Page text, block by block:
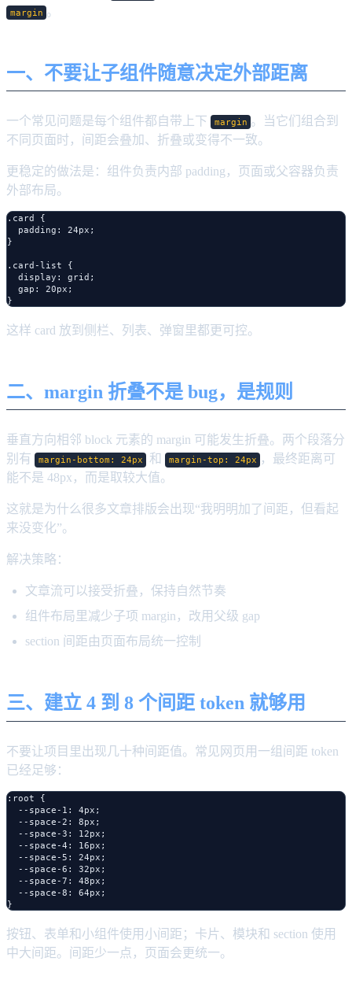
margin 。
一、不要让子组件随意决定外部距离
一个常见问题是每个组件都自带上下 margin 。当它们组合到
不同页面时，间距会叠加、折叠或变得不一致。
更稳定的做法是：组件负责内部 padding，页面或父容器负责
外部布局。
.card {
  padding: 24px;
}
.card-list {
  display: grid;
  gap: 20px;
这样 card 放到侧栏、列表、弹窗里都更可控。
二、margin 折叠不是 bug，是规则
垂直方向相邻 block 元素的 margin 可能发生折叠。两个段落分
别有
margin-bottom: 24px 和 margin-top: 24px ，最终距离可
能不是 48px，而是取较大值。
这就是为什么很多文章排版会出现“我明明加了间距，但看起
来没变化”。
解决策略：
文章流可以接受折叠，保持自然节奏
组件布局里减少子项 margin，改用父级 gap
section 间距由页面布局统一控制
三、建立 4 到 8 个间距 token 就够用
不要让项目里出现几十种间距值。常见网页用一组间距 token
已经足够：
:root {
  --space-1: 4px;
  --space-2: 8px;
  --space-3: 12px;
  --space-4: 16px;
  --space-5: 24px;
  --space-6: 32px;
  --space-7: 48px;
  --space-8: 64px;
按钮、表单和小组件使用小间距；卡片、模块和 section 使用
中大间距。间距少一点，页面会更统一。